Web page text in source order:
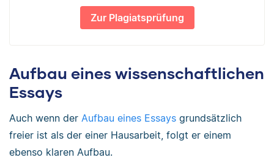
Zur Plagiatsprüfung
Aufbau eines wissenschaftlichen
Essays
Auch wenn der Aufbau eines Essays grundsätzlich
freier ist als der einer Hausarbeit, folgt er einem
ebenso klaren Aufbau.